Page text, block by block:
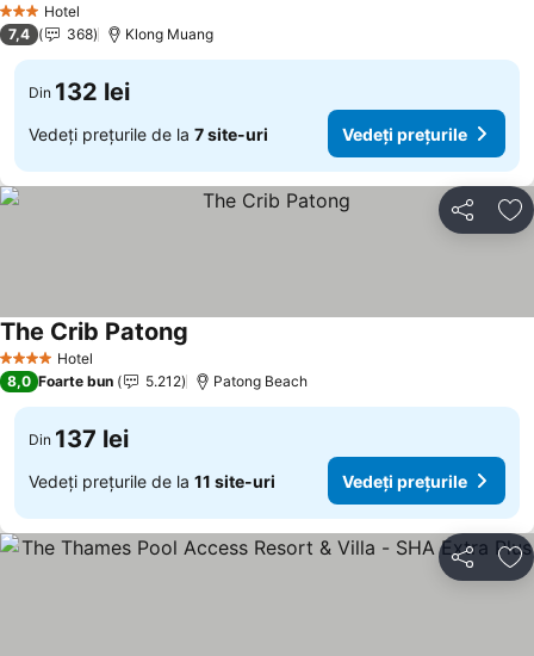
3 SteleHotel
7,4 368 Klong Muang
Din 132 lei
Vedeți prețurile de la 7 site-uri Vedeți prețurile
Distribuiți
4 Stele Hotel
The Crib Patong
8,0 Foarte bun 5.212 Patong Beach
Din 137 lei
Vedeți prețurile de la 11 site-uri Vedeți prețurile
Distribuiți